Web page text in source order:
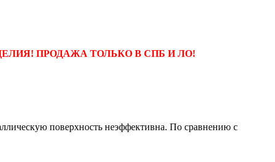
ПРОДАЖА ТОЛЬКО В СПБ И ЛО!
поверхность неэффективна. По сравнению с